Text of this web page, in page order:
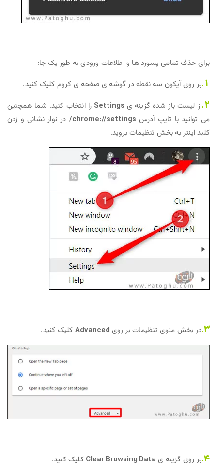
برای حذف تمامی پسورد ها و اطلاعات ورودی به طور یک جا:
1. بر روی آیکون سه نقطه در گوشه ی صفحه ی کروم کلیک کنید.
2. از لیست باز شده گزینه ی Settings را انتخاب کنید. شما همچنین
می توانید با تایپ آدرس chrome://settings/ در نوار نشانی و زدن
کلید اینتر به بخش تنظیمات بروید.
3. در بخش منوی تنظیمات بر روی Advanced کلیک کنید.
4. بر روی گزینه یClear Browsing Data کلیک کنید.